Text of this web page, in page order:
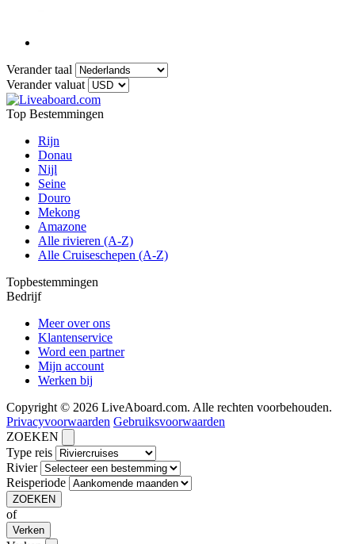
Verander taal
Verander valuat
Top Bestemmingen
Rijn
Donau
Nijl
Seine
Douro
Mekong
Amazone
Alle rivieren (A-Z)
Alle Cruiseschepen (A-Z)
Topbestemmingen
Bedrijf
Meer over ons
Klantenservice
Word een partner
Mijn account
Werken bij
Copyright © 2026 LiveAboard.com. Alle rechten voorbehouden.
Privacyvoorwaarden Gebruiksvoorwaarden
ZOEKEN
Type reis
Rivier
Reisperiode
ZOEKEN
of
Verken